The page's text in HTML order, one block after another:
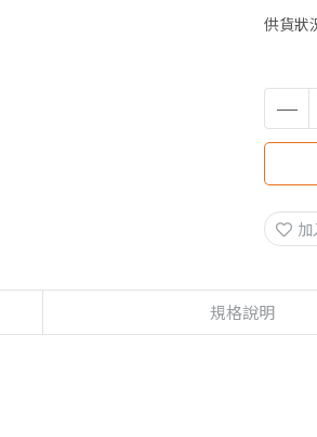
供貨狀
加
規格說明